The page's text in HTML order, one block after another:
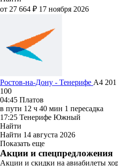
от 27 664 ₽ 17 ноября 2026
Ростов-на-Дону - Тенерифе A4 201
100
04:45 Платов
в пути 12 ч 40 мин 1 пересадка
17:25 Тенерифе Южный
Найти
Найти 14 августа 2026
Показать еще
Акции и спецпредложения
Акции и скидки на авиабилеты